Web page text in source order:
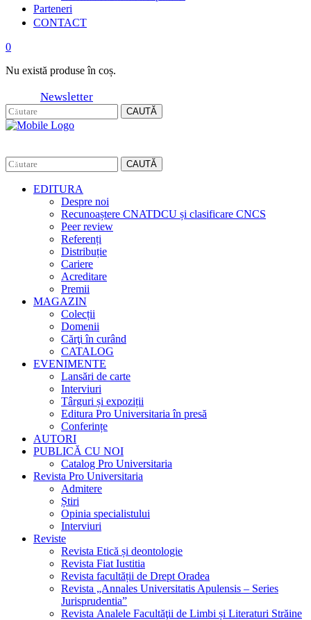
Parteneri
CONTACT
0
Nu există produse în coș.
Newsletter
CAUTĂ
CAUTĂ
EDITURA
Despre noi
Recunoaștere CNATDCU și clasificare CNCS
Peer review
Referenți
Distribuție
Cariere
Acreditare
Premii
MAGAZIN
Colecții
Domenii
Cărţi în curând
CATALOG
EVENIMENTE
Lansări de carte
Interviuri
Târguri și expoziții
Editura Pro Universitaria în presă
Conferințe
AUTORI
PUBLICĂ CU NOI
Catalog Pro Universitaria
Revista Pro Universitaria
Admitere
Știri
Opinia specialistului
Interviuri
Reviste
Revista Etică și deontologie
Revista Fiat Iustitia
Revista facultății de Drept Oradea
Revista „Annales Universitatis Apulensis – Series
Jurisprudentia”
Revista Analele Facultăţii de Limbi și Literaturi Străine